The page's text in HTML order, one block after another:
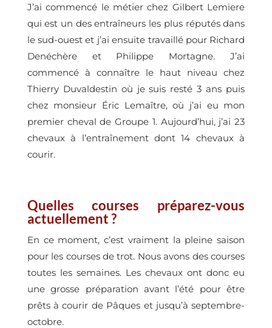
J’ai commencé le métier chez Gilbert Lemiere
qui est un des entraîneurs les plus réputés dans
le sud-ouest et j’ai ensuite travaillé pour Richard
Denéchère et Philippe Mortagne. J’ai
commencé à connaître le haut niveau chez
Thierry Duvaldestin où je suis resté 3 ans puis
chez monsieur Éric Lemaître, où j’ai eu mon
premier cheval de Groupe 1. Aujourd’hui, j’ai 23
chevaux à l’entraînement dont 14 chevaux à
courir.
Quelles courses préparez-vous
actuellement ?
En ce moment, c’est vraiment la pleine saison
pour les courses de trot. Nous avons des courses
toutes les semaines. Les chevaux ont donc eu
une grosse préparation avant l’été pour être
prêts à courir de Pâques et jusqu’à septembre-
octobre.